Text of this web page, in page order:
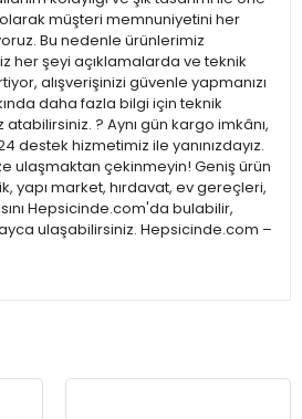
müşteri memnuniyetini her
Bu nedenle ürünlerimiz
her şeyi açıklamalarda ve teknik
alışverişinizi güvenle yapmanızı
daha fazla bilgi için teknik
? Aynı gün kargo imkânı,
destek hizmetimiz ile yanınızdayız.
ulaşmaktan çekinmeyin! Geniş ürün
yapı market, hırdavat, ev gereçleri,
Hepsicinde.com'da bulabilir,
ulaşabilirsiniz. Hepsicinde.com –